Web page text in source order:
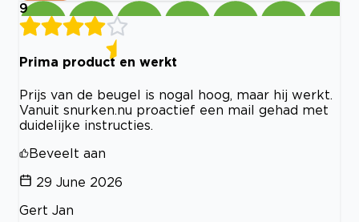
9
Prima product en werkt
Prijs van de beugel is nogal hoog, maar hij werkt.
Vanuit snurken.nu proactief een mail gehad met
duidelijke instructies.
Beveelt aan
29 June 2026
Gert Jan